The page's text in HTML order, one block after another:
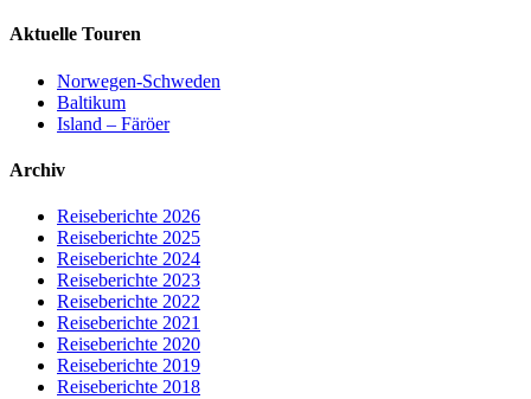
Aktuelle Touren
Norwegen-Schweden
Baltikum
Island – Färöer
Archiv
Reiseberichte 2026
Reiseberichte 2025
Reiseberichte 2024
Reiseberichte 2023
Reiseberichte 2022
Reiseberichte 2021
Reiseberichte 2020
Reiseberichte 2019
Reiseberichte 2018